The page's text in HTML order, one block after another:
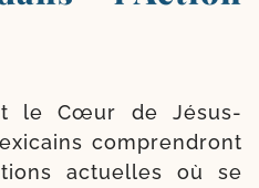
le Cœur de Jésus-​
com­pren­dront
actuelles où se